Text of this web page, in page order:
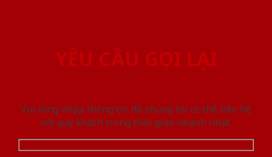
YÊU CẦU GỌI LẠI
Vui lòng nhập thông tin để chúng tôi có thể liên hệ
với quý khách trong thời gian nhanh nhất.